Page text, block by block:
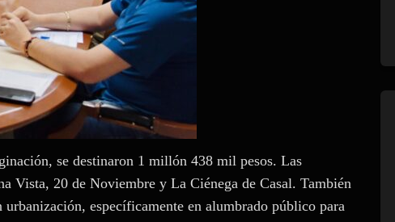
se destinaron 1 millón 438 mil pesos. Las
Vista, 20 de Noviembre y La Ciénega de Casal. También
específicamente en alumbrado público para